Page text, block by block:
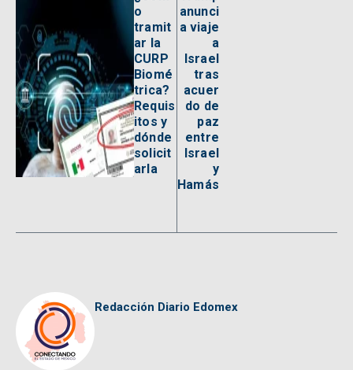
o
tramit
ar la
CURP
Biomé
trica?
Requis
itos y
dónde
solicit
arla
anunci
a viaje
a
Israel
tras
acuer
do de
paz
entre
Israel
y
Hamás
Redacción Diario Edomex